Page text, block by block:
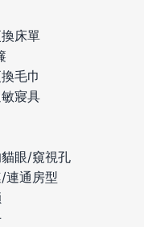
床單
毛巾
寢具
眼/窺視孔
連通房型